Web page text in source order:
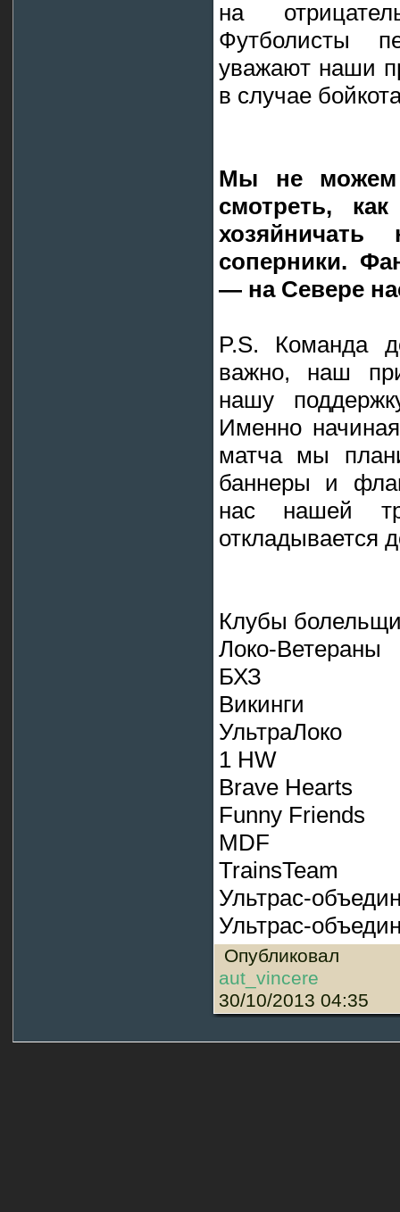
на
Футболисты
уважают наши
в случае
Мы не
смотреть,
хозяйничать
соперники.
— на Севере
P.S. Команда
важно, наш
нашу
Именно
матча мы
баннеры и
нас нашей
откладывается
Клубы
Локо-Ветераны
БХЗ
Викинги
УльтраЛоко
1 HW
Brave Hearts
Funny Friends
MDF
TrainsTeam
Ультрас-
Ультрас-
Опубликовал
aut_vincere
30/10/2013 04:35